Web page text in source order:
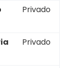
Privado
Privado